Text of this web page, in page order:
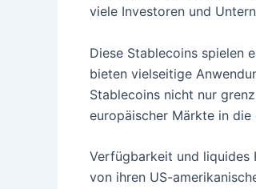
viele Investoren und
Diese Stablecoins spielen
bieten vielseitige
Stablecoins nicht nur
europäischer Märkte in
Verfügbarkeit und liquides
von ihren US-